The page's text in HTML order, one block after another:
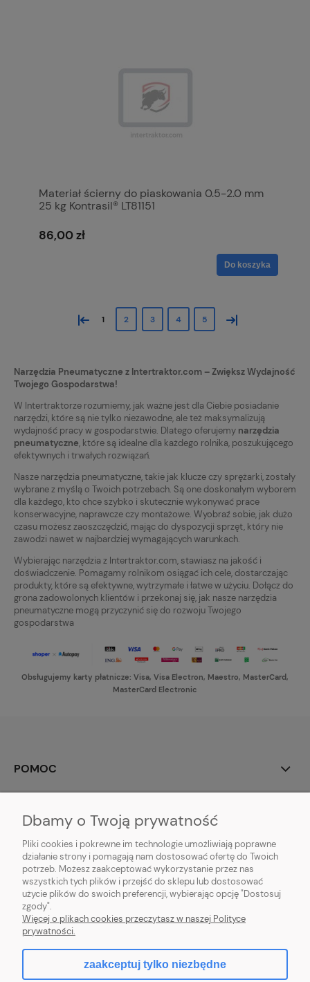
Materiał ścierny do piaskowania 0.5-2.0 mm
25 kg Kontrasil® LT81151
86,00 zł
Do koszyka
« 1 2 3 4 5 »
Narzędzia Pneumatyczne z Intertraktor.com – Zwiększ Wydajność
Twojego Gospodarstwa!
W Intertraktorze rozumiemy, jak ważne jest dla Ciebie posiadanie
narzędzi, które są nie tylko niezawodne, ale też maksymalizują
wydajność pracy w gospodarstwie. Dlatego oferujemy narzędzia
pneumatyczne, które są idealne dla każdego rolnika, poszukującego
efektywnych i trwałych rozwiązań.
Nasze narzędzia pneumatyczne, takie jak klucze czy sprężarki, zostały
wybrane z myślą o Twoich potrzebach. Są one doskonałym wyborem
dla każdego, kto chce szybko i skutecznie wykonywać prace
konserwacyjne, naprawcze czy montażowe. Wyobraź sobie, jak dużo
czasu możesz zaoszczędzić, mając do dyspozycji sprzęt, który nie
zawodzi nawet w najbardziej wymagających warunkach.
Wybierając narzędzia z Intertraktor.com, stawiasz na jakość i
doświadczenie. Pomagamy rolnikom osiągać ich cele, dostarczając
produkty, które są efektywne, wytrzymałe i łatwe w użyciu. Dołącz do
grona zadowolonych klientów i przekonaj się, jak nasze narzędzia
pneumatyczne mogą przyczynić się do rozwoju Twojego
gospodarstwa
Obsługujemy karty płatnicze: Visa, Visa Electron, Maestro, MasterCard,
MasterCard Electronic
POMOC
PŁATNOŚCI I DOSTAWA
INFORMACJE
O NAS
Dbamy o Twoją prywatność
Pliki cookies i pokrewne im technologie umożliwiają poprawne
działanie strony i pomagają nam dostosować ofertę do Twoich
potrzeb. Możesz zaakceptować wykorzystanie przez nas
wszystkich tych plików i przejść do sklepu lub dostosować
użycie plików do swoich preferencji, wybierając opcję "Dostosuj
zgody".
Więcej o plikach cookies przeczytasz w naszej Polityce
prywatności.
zaakceptuj tylko niezbędne